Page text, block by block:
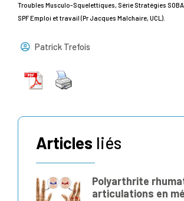
Troubles Musculo-Squelettiques, Série Stratégies
SPF Emploi et travail (Pr Jacques Malchaire, UCL).
Patrick Trefois
Articles liés
Polyarthrite
articulations en